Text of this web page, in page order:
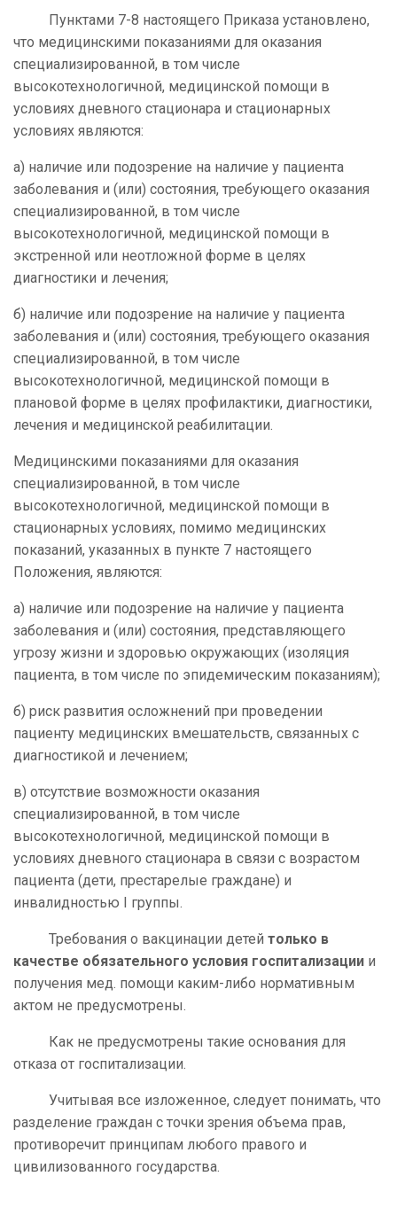
Пунктами 7-8 настоящего Приказа установлено,
что медицинскими показаниями для оказания
специализированной, в том числе
высокотехнологичной, медицинской помощи в
условиях дневного стационара и стационарных
условиях являются:
а) наличие или подозрение на наличие у пациента
заболевания и (или) состояния, требующего оказания
специализированной, в том числе
высокотехнологичной, медицинской помощи в
экстренной или неотложной форме в целях
диагностики и лечения;
б) наличие или подозрение на наличие у пациента
заболевания и (или) состояния, требующего оказания
специализированной, в том числе
высокотехнологичной, медицинской помощи в
плановой форме в целях профилактики, диагностики,
лечения и медицинской реабилитации.
Медицинскими показаниями для оказания
специализированной, в том числе
высокотехнологичной, медицинской помощи в
стационарных условиях, помимо медицинских
показаний, указанных в пункте 7 настоящего
Положения, являются:
а) наличие или подозрение на наличие у пациента
заболевания и (или) состояния, представляющего
угрозу жизни и здоровью окружающих (изоляция
пациента, в том числе по эпидемическим показаниям);
б) риск развития осложнений при проведении
пациенту медицинских вмешательств, связанных с
диагностикой и лечением;
в) отсутствие возможности оказания
специализированной, в том числе
высокотехнологичной, медицинской помощи в
условиях дневного стационара в связи с возрастом
пациента (дети, престарелые граждане) и
инвалидностью I группы.
Требования о вакцинации детей только в
качестве обязательного условия госпитализации и
получения мед. помощи каким-либо нормативным
актом не предусмотрены.
Как не предусмотрены такие основания для
отказа от госпитализации.
Учитывая все изложенное, следует понимать, что
разделение граждан с точки зрения объема прав,
противоречит принципам любого правого и
цивилизованного государства.